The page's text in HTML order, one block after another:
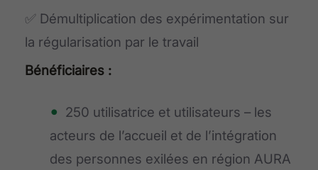
✅ Démultiplication des expérimentation sur
la régularisation par le travail
Bénéficiaires :
250 utilisatrice et utilisateurs – les
acteurs de l’accueil et de l’intégration
des personnes exilées en région AURA